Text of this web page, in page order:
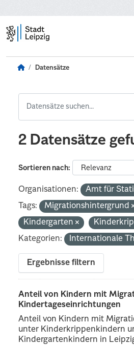
Datensätze
2 Datensätze
Sortieren nach
Organisationen:
Amt für
Tags:
Migrationshintergrund
Kindergarten
Kategorien:
Internationale
Ergebnisse filtern
Anteil von Kindern mit
Kindertageseinrichtungen
Anteil von Kindern mit
unter Kinderkrippenkindern
Kindergartenkindern in